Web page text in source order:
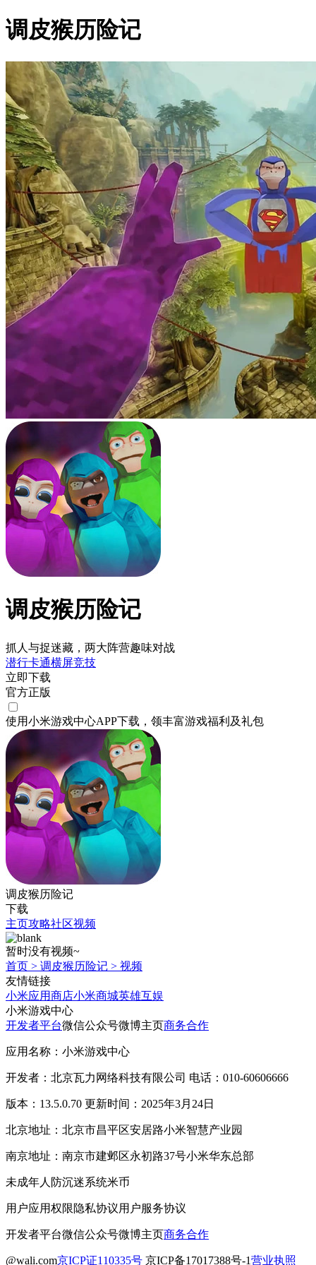
调皮猴历险记
调皮猴历险记
抓人与捉迷藏，两大阵营趣味对战
潜行卡通横屏竞技
立即下载
官方正版
使用小米游戏中心APP下载 ，领丰富游戏福利 及礼包
调皮猴历险记
下载
主页攻略社区视频
暂时没有视频~
首页 > 调皮猴历险记 > 视频
友情链接
小米应用商店小米商城英雄互娱
小米游戏中心
开发者平台微信公众号微博主页商务合作
应用名称：小米游戏中心
开发者：北京瓦力网络科技有限公司 电话：010-60606666
版本：13.5.0.70 更新时间：2025年3月24日
北京地址：北京市昌平区安居路小米智慧产业园
南京地址：南京市建邺区永初路37号小米华东总部
未成年人防沉迷系统米币
用户应用权限隐私协议用户服务协议
开发者平台微信公众号微博主页商务合作
@wali.com京ICP证110335号 京ICP备17017388号-1营业执照